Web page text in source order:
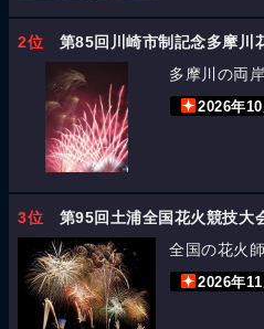
2位 第85回川崎市制記念多摩川
多摩川の両
2026年
3位 第95回土浦全国花火競技大
全国の花火
2026年